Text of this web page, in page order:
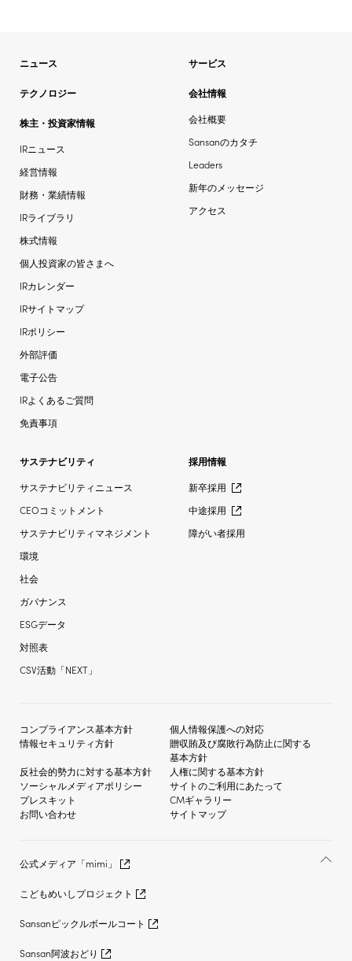
ニュース サービス
テクノロジー
会社情報
会社概要
Sansanのカタチ
Leaders
新年のメッセージ
アクセス
株主・投資家情報
IRニュース
経営情報
財務・業績情報
IRライブラリ
株式情報
個人投資家の皆さまへ
IRカレンダー
IRサイトマップ
IRポリシー
外部評価
電子公告
IRよくあるご質問
免責事項
サステナビリティ
サステナビリティニュース
CEOコミットメント
サステナビリティマネジメント
環境
社会
ガバナンス
ESGデータ
対照表
CSV活動「NEXT」
採用情報
新卒採用
中途採用
障がい者採用
コンプライアンス基本方針
個人情報保護への対応
情報セキュリティ方針
贈収賄及び腐敗行為防止に関する
基本方針
反社会的勢力に対する基本方針
人権に関する基本方針
ソーシャルメディアポリシー
サイトのご利用にあたって
プレスキット
CMギャラリー
お問い合わせ
サイトマップ
公式メディア「mimi」
こどもめいしプロジェクト
Sansanピックルボールコート
Sansan阿波おどり